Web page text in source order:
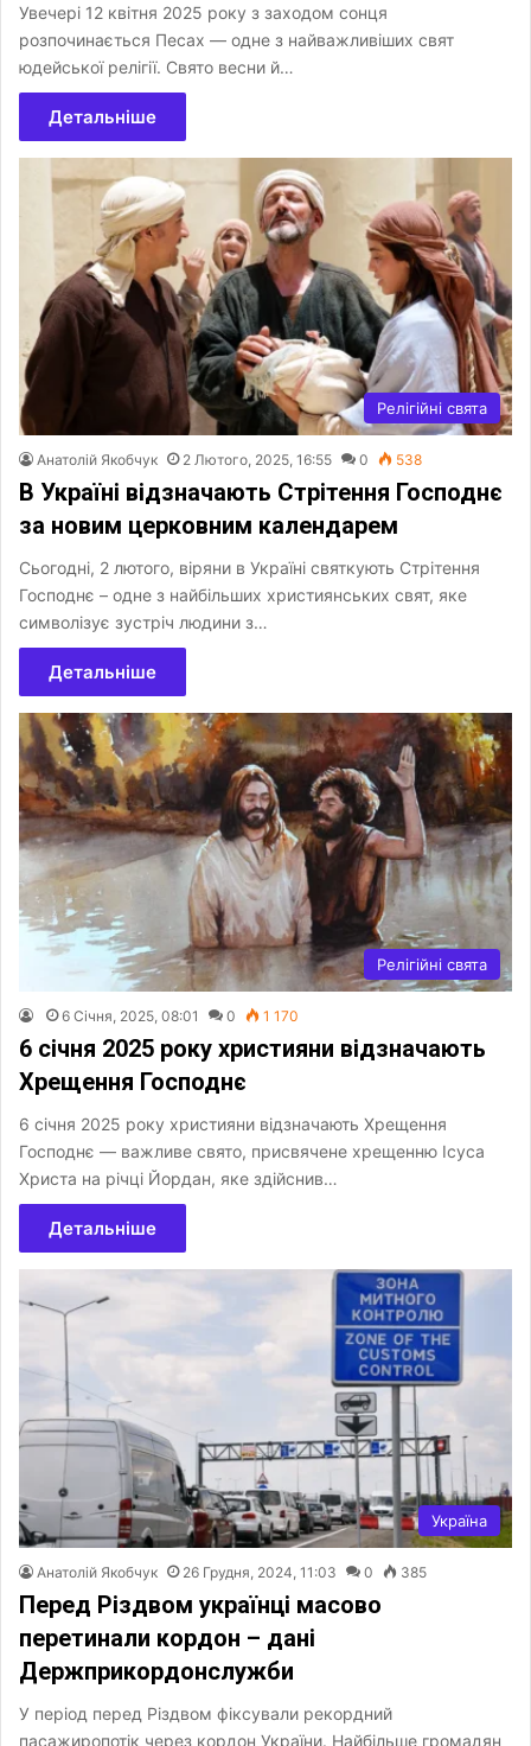
Увечері 12 квітня 2025 року з заходом сонця
розпочинається Песах — одне з найважливіших свят
юдейської релігії. Свято весни й…
Детальніше
Релігійні свята
Анатолій Якобчук 2 Лютого, 2025, 16:55 0 538
В Україні відзначають Стрітення Господнє
за новим церковним календарем
Сьогодні, 2 лютого, віряни в Україні святкують Стрітення
Господнє – одне з найбільших християнських свят, яке
символізує зустріч людини з…
Детальніше
Релігійні свята
6 Січня, 2025, 08:01 0 1 170
6 січня 2025 року християни відзначають
Хрещення Господнє
6 січня 2025 року християни відзначають Хрещення
Господнє — важливе свято, присвячене хрещенню Ісуса
Христа на річці Йордан, яке здійснив…
Детальніше
Україна
Анатолій Якобчук 26 Грудня, 2024, 11:03 0 385
Перед Різдвом українці масово
перетинали кордон – дані
Держприкордонслужби
У період перед Різдвом фіксували рекордний
пасажиропотік через кордон України. Найбільше громадян